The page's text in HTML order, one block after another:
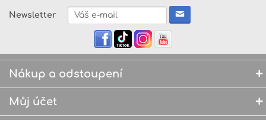
Newsletter
Nákup a odstoupení
Můj účet